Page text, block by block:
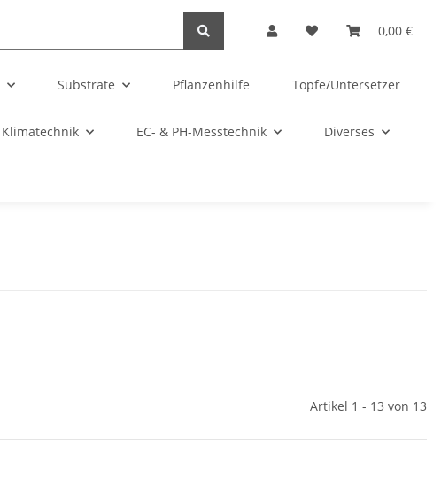
0,00 €
Substrate Pflanzenhilfe Töpfe/Untersetzer
Klimatechnik EC- & PH-Messtechnik Diverses
Artikel 1 - 13 von 13